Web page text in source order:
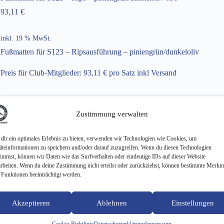
Zustimmung verwalten
ein optimales Erlebnis zu bieten, verwenden wir Technologien wie Cookies, um
zu speichern und/oder darauf zuzugreifen. Wenn du diesen Technologien
können wir Daten wie das Surfverhalten oder eindeutige IDs auf dieser Website
Wenn du deine Zustimmung nicht erteilst oder zurückziehst, können bestimmte
beeinträchtigt werden.
Akzeptieren Ablehnen Einstellungen
93,11€
inkl. 19 % MwSt.
Fußmatten für S123 – Ripsausführung – piniengrün/dunkeloliv
Preis für Club-Mitglieder: 93,11 € pro Satz inkl Versand
Fußmatten
für
-
Rips
-
piniengrün/dunkeloliv
056
In den
ARTIKELNUMMER:
KATEGORIE:SONDERAKTION